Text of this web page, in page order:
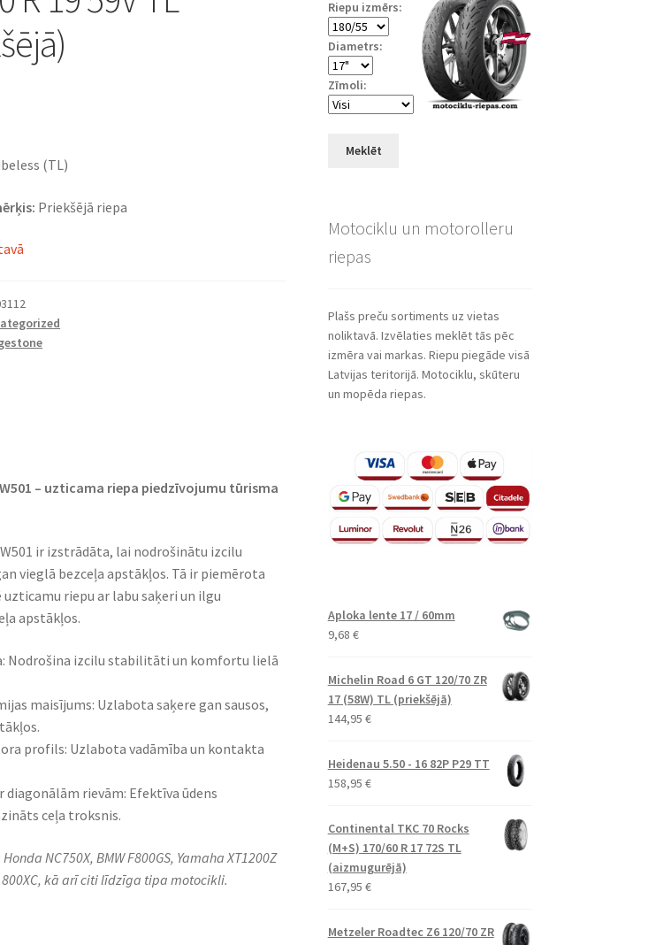
(TL)
Priekšējā riepa
– uzticama riepa piedzīvojumu tūrisma
ir izstrādāta, lai nodrošinātu izcilu
vieglā bezceļa apstākļos. Tā ir piemērota
riepu ar labu saķeri un ilgu
apstākļos.​
Nodrošina izcilu stabilitāti un komfortu lielā
maisījums: Uzlabota saķere gan sausos,
profils: Uzlabota vadāmība un kontakta
rievām: Efektīva ūdens
ceļa troksnis.​
NC750X, BMW F800GS, Yamaha XT1200Z
800XC, kā arī citi līdzīga tipa motocikli.​
Riepu izmērs:
Diametrs:
Zīmoli:
Meklēt
Motociklu un motorolleru
riepas
Plašs preču sortiments uz vietas
noliktavā. Izvēlaties meklēt tās pēc
izmēra vai markas. Riepu piegāde visā
Latvijas teritorijā. Motociklu, skūteru
un mopēda riepas.
Aploka lente 17 / 60mm
9,68 €
Michelin Road 6 GT 120/70 ZR
17 (58W) TL (priekšējā)
144,95 €
Heidenau 5.50 - 16 82P P29 TT
158,95 €
Continental TKC 70 Rocks
(M+S) 170/60 R 17 72S TL
(aizmugurējā)
167,95 €
Metzeler Roadtec Z6 120/70 ZR